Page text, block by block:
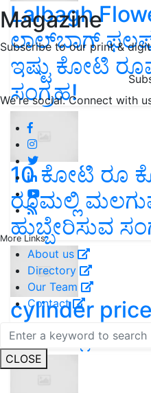
Magazine
Subscribe to our print &
We're social. Connect with
More Links
About us
Directory
Our Team
Contact
CLOSE
Lalbagh
ಲಾಲ್‌ಬಾಗ್
ಇಷ್ಟು ಕೋಟಿ
ಸಂಗ್ರಹ!
10 ಕೋಟಿ ರೂ
ರೂಮಲ್ಲಿ
ಹುಬ್ಬೇರಿಸುವ
cylinder
ಬೆಲೆಯಲ್ಲಿ ಭರ್ಜರಿ